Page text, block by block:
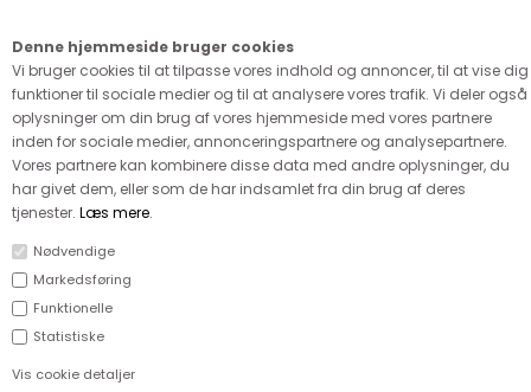
Denne hjemmeside bruger cookies
Vi bruger cookies til at tilpasse vores indhold og annoncer, til at vise dig
funktioner til sociale medier og til at analysere vores trafik. Vi deler også
oplysninger om din brug af vores hjemmeside med vores partnere
inden for sociale medier, annonceringspartnere og analysepartnere.
Vores partnere kan kombinere disse data med andre oplysninger, du
har givet dem, eller som de har indsamlet fra din brug af deres
tjenester. Læs mere.
Nødvendige
Markedsføring
Funktionelle
Statistiske
Vis cookie detaljer
FORSIDE›VÆVET STOF